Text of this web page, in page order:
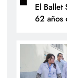
El Ballet
62 años